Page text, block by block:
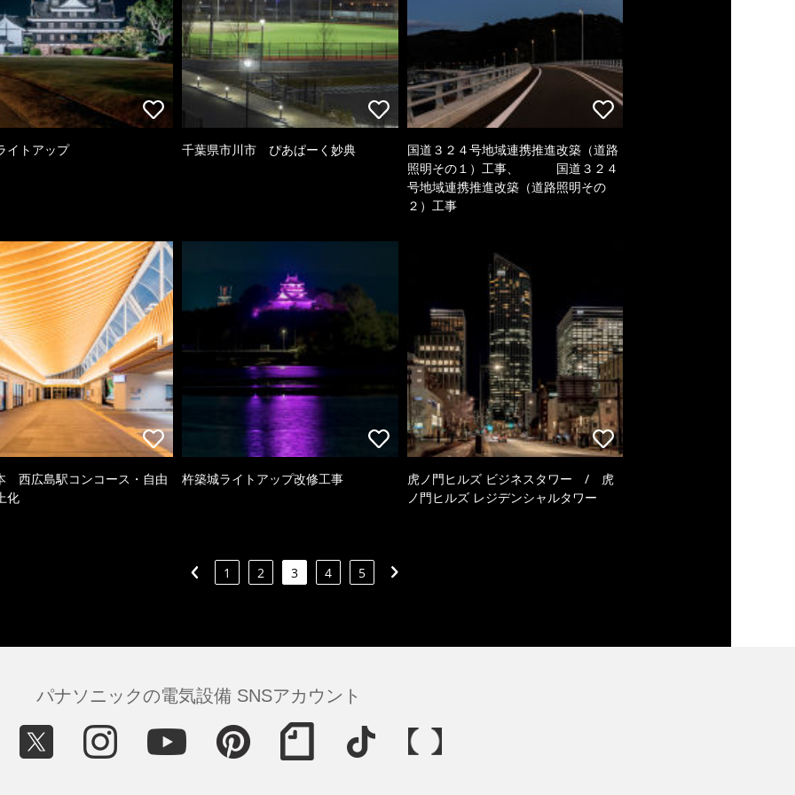
イトアップ 千葉県市川市 ぴあぱーく妙典
国道３２４号地域連携推進改築（道路
照明その１）工事、 国道３２４
号地域連携推進改築（道路照明その
２）工事
西広島駅コンコース・自由
化
杵築城ライトアップ改修工事
虎ノ門ヒルズ ビジネスタワー / 虎
ノ門ヒルズ レジデンシャルタワー
1 2 3 4 5
パナソニックの電気設備 SNSアカウント